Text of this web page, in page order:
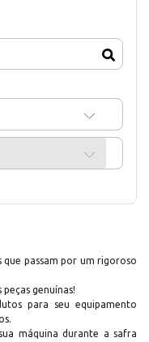
que passam por um rigoroso
genuínas!
para seu equipamento
máquina durante a safra